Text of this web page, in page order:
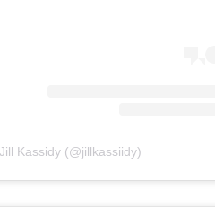
Kassidy (@jillkassiidy)